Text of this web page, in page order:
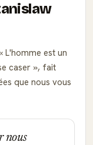
L'homme est un
caser , fait
que nous vous
nous